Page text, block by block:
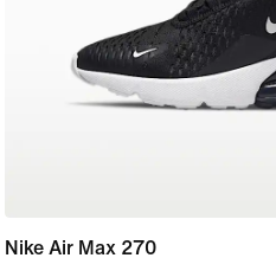
Nike Air Max 270